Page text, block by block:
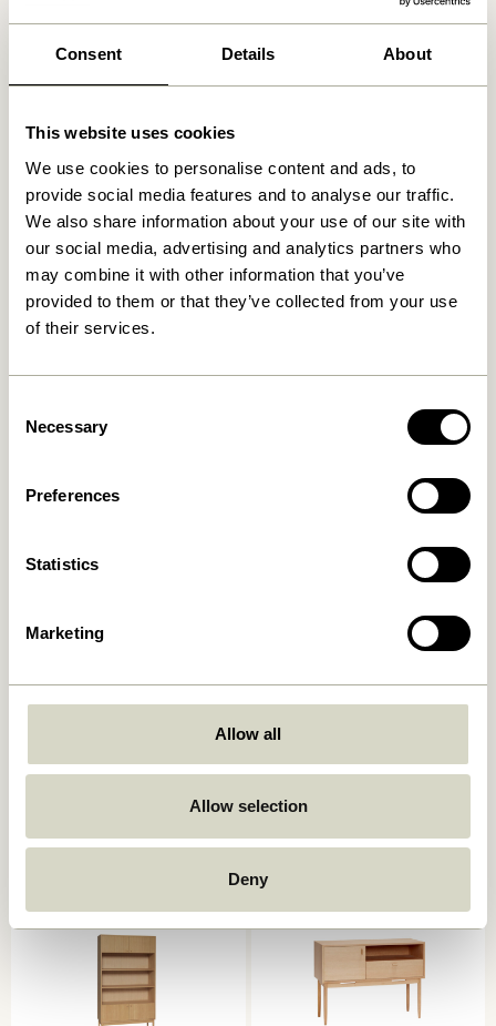
Consent Details About
This website uses cookies
We use cookies to personalise content and ads, to
provide social media features and to analyse our traffic.
We also share information about your use of our site with
our social media, advertising and analytics partners who
may combine it with other information that you’ve
provided to them or that they’ve collected from your use
of their services.
Selection
Necessary
Preferences
Statistics
Marketing
Allow all
Allow selection
Deny
Ähnliche Produkte
Nobby Schrank Naturfarben
In den warenkorb
Ark Schrank Naturfarben
Nobby Konsolentisch
Naturfarben
Ulterior Schrank
Naturfarben
6.599,00